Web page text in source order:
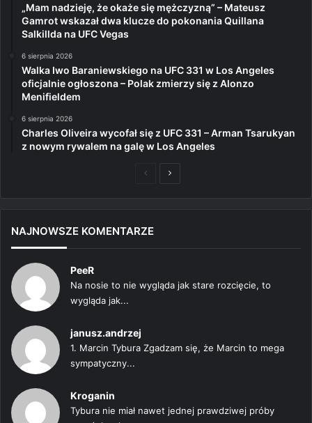
„Mam nadzieję, że okaże się mężczyzną” – Mateusz
Gamrot wskazał dwa klucze do pokonania Quillana
Salkillda na UFC Vegas
6 sierpnia 2026
Walka Iwo Baraniewskiego na UFC 331 w Los Angeles
oficjalnie ogłoszona – Polak zmierzy się z Alonzo
Menifieldem
6 sierpnia 2026
Charles Oliveira wycofał się z UFC 331 – Arman Tsarukyan
z nowym rywalem na galę w Los Angeles
PoprzedniaNastępna
NAJNOWSZE KOMENTARZE
PeeR
Na nosie to nie wygląda jak stare rozcięcie, to
wygląda jak...
janusz.andrzej
1. Marcin Tybura Zgadzam się, że Marcin to mega
sympatyczny...
Kroganin
Tybura nie miał nawet jednej prawdziwej próby